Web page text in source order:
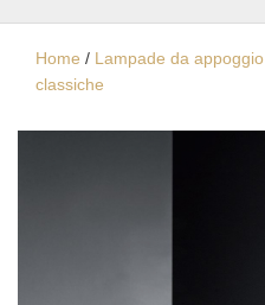
Home / Lampade da appoggio
classiche